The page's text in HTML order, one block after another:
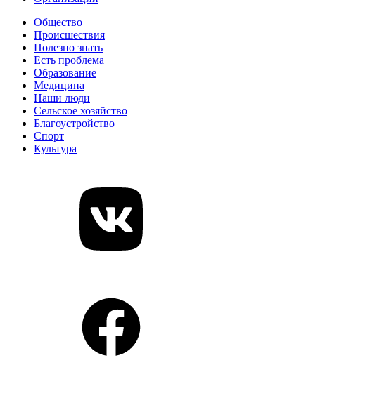
Общество
Происшествия
Полезно знать
Есть проблема
Образование
Медицина
Наши люди
Сельское хозяйство
Благоустройство
Спорт
Культура